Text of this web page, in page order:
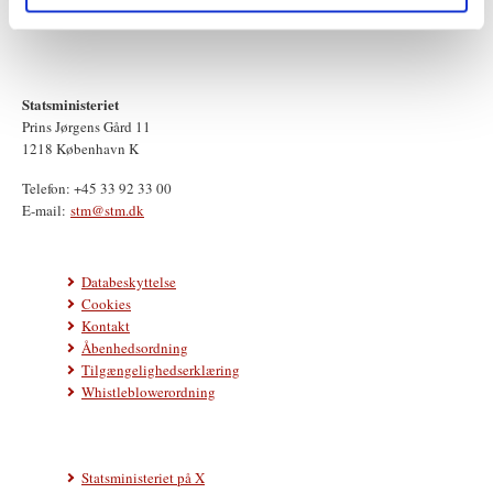
Statsministeriet
Prins Jørgens Gård 11
1218 København K
Telefon: +45 33 92 33 00
E-mail: stm@stm.dk
Databeskyttelse
Cookies
Kontakt
Åbenhedsordning
Tilgængelighedserklæring
Whistleblowerordning
Statsministeriet på X